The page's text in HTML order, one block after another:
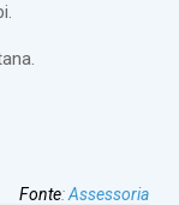
Fonte:Assessoria